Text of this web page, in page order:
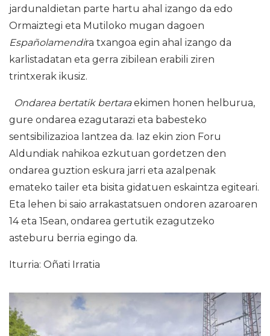
jardunaldietan parte hartu ahal izango da edo
Ormaiztegi eta Mutiloko mugan dagoen
Españolamendira txangoa egin ahal izango da
karlistadatan eta gerra zibilean erabili ziren
trintxerak ikusiz.
Ondarea bertatik bertaraekimen honen helburua,
gure ondarea ezagutarazi eta babesteko
sentsibilizazioa lantzea da. Iaz ekin zion Foru
Aldundiak nahikoa ezkutuan gordetzen den
ondarea guztion eskura jarri eta azalpenak
emateko tailer eta bisita gidatuen eskaintza egiteari.
Eta lehen bi saio arrakastatsuen ondoren azaroaren
14 eta 15ean, ondarea gertutik ezagutzeko
asteburu berria egingo da.
Iturria: Oñati Irratia